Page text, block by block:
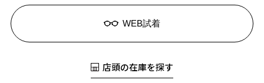
WEB試着
店頭の在庫を探す